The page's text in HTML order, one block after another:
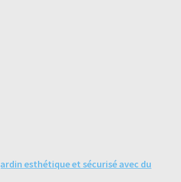
esthétique et sécurisé avec du